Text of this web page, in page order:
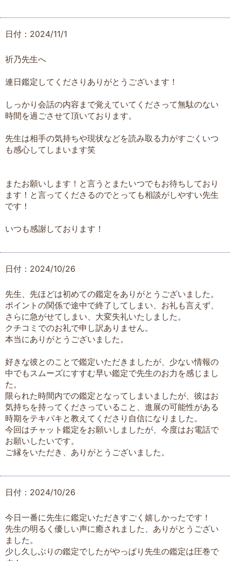
日付：2024/11/1
祈乃先生へ
連日鑑定してくださりありがとうございます！
しっかり会話の内容まで覚えていてくださって無駄のない
時間を過ごさせて頂いております。
先生は相手の気持ちや現状などを読み取る力がすごくいつ
も感心してしまいます笑
またお願いします！と言うとまたいつでもお待ちしており
ます！と言ってくださるのでとっても相談がしやすい先生
です！
いつも感謝しております！
日付：2024/10/26
先生、先ほどは初めての鑑定をありがとうございました。
ポイントの関係で途中で終了してしまい、お礼も言えず、
さらに急がせてしまい、大変失礼いたしました。
クチコミでのお礼で申し訳ありません。
本当にありがとうございました。
好きな彼とのことで鑑定いただきましたが、少ない情報の
中でもスムーズにすすむ早い鑑定で先生のお力を感じまし
た。
限られた時間内での鑑定となってしまいましたが、彼はお
気持ちを持ってくださっていること、進展の可能性がある
時期をテキパキと教えてくださり自信になりました。
今回はチャット鑑定をお願いしましたが、今度はお電話で
お願いしたいです。
ご縁をいただき、ありがとうございました。
日付：2024/10/26
今日一番に先生に鑑定いただきすごく嬉しかったです！
先生の明るく優しい声に癒されました、ありがとうござい
ました。
少し久しぶりの鑑定でしたがやっぱり先生の鑑定は圧巻で